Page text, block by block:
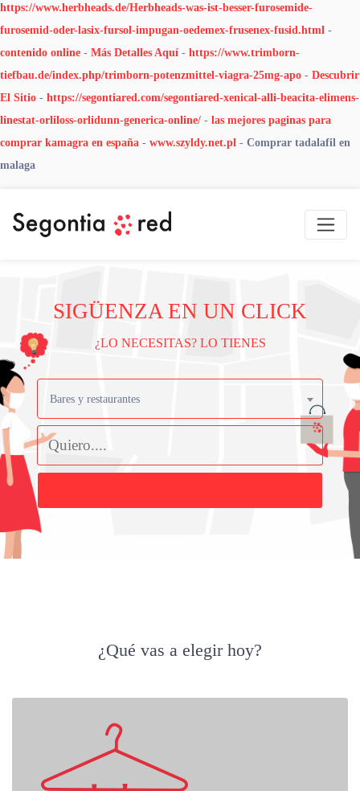
https://www.herbheads.de/Herbheads-was-ist-besser-furosemide-
furosemid-oder-lasix-fursol-impugan-oedemex-frusenex-fusid.html -
contenido online - Más Detalles Aquí - https://www.trimborn-
tiefbau.de/index.php/trimborn-potenzmittel-viagra-25mg-apo - Descubrir
El Sitio - https://segontiared.com/segontiared-xenical-alli-beacita-elimens-
linestat-orliloss-orlidunn-generica-online/ - las mejores paginas para
comprar kamagra en españa - www.szyldy.net.pl - Comprar tadalafil en
malaga
SIGÜENZA EN UN CLICK
¿LO NECESITAS? LO TIENES
Bares y restaurantes
¿Qué vas a elegir hoy?